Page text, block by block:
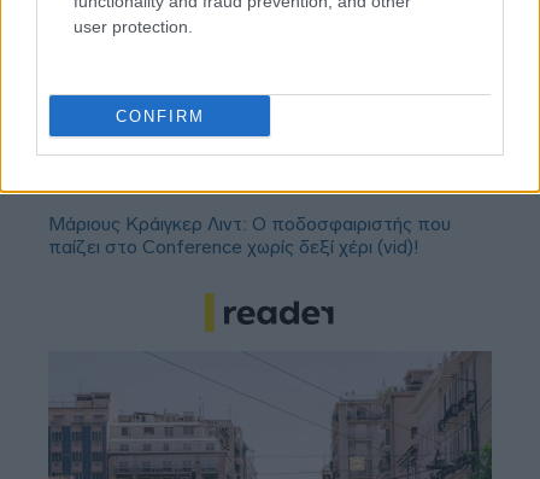
user protection.
CONFIRM
ΣΕΦ: Επαναπροκηρύσσεται η ενεργειακή
Τζέφρι Μονκαντά: Ποιος είναι ο «εγκέφαλος» που
εμπιστεύτηκε ο Βαγγέλης Μαρινάκης
Μάριους Κράιγκερ Λιντ: Ο ποδοσφαιριστής που
παίζει στο Conference χωρίς δεξί χέρι (vid)!